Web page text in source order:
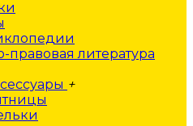
литература
+